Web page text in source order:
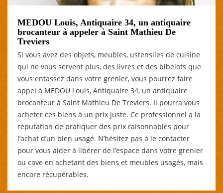
MEDOU Louis, Antiquaire 34, un antiquaire
brocanteur à appeler à Saint Mathieu De
Treviers
Si vous avez des objets, meubles, ustensiles de cuisine
qui ne vous servent plus, des livres et des bibelots que
vous entassez dans votre grenier, vous pourrez faire
appel à MEDOU Louis, Antiquaire 34, un antiquaire
brocanteur à Saint Mathieu De Treviers. Il pourra vous
acheter ces biens à un prix juste. Ce professionnel a la
réputation de pratiquer des prix raisonnables pour
l’achat d’un bien usagé. N’hésitez pas à le contacter
pour vous aider à libérer de l’espace dans votre grenier
ou cave en achetant des biens et meubles usagés, mais
encore récupérables.